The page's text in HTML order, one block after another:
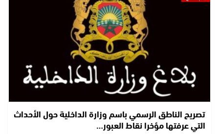
تصريح الناطق الرسمي باسم وزارة الداخلية حول الأحداث
التي عرفتها مؤخرا نقاط العبور…